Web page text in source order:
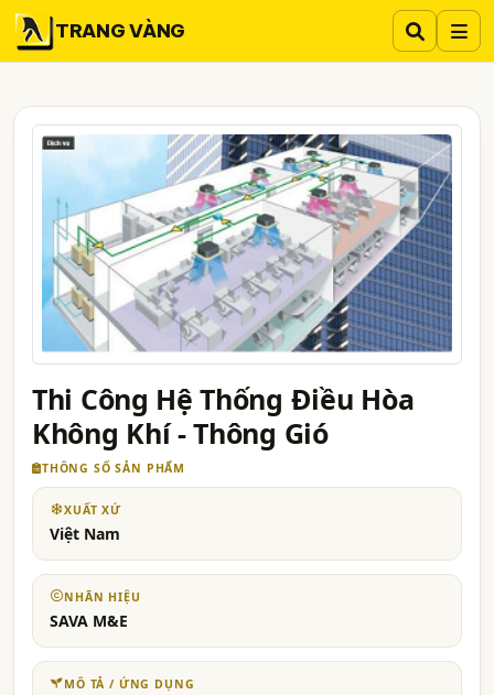
TRANG VÀNG
Thi Công Hệ Thống Điều Hòa
Không Khí - Thông Gió
THÔNG SỐ SẢN PHẨM
XUẤT XỨ
Việt Nam
NHÃN HIỆU
SAVA M&E
MÔ TẢ / ỨNG DỤNG